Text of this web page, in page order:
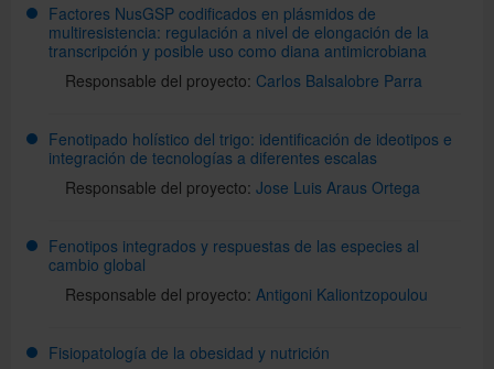
Factores NusGSP codificados en plásmidos de
multiresistencia: regulación a nivel de elongación de la
transcripción y posible uso como diana antimicrobiana
Responsable del proyecto: Carlos Balsalobre Parra
Fenotipado holístico del trigo: identificación de ideotipos e
integración de tecnologías a diferentes escalas
Responsable del proyecto: Jose Luis Araus Ortega
Fenotipos integrados y respuestas de las especies al
cambio global
Responsable del proyecto: Antigoni Kaliontzopoulou
Fisiopatología de la obesidad y nutrición